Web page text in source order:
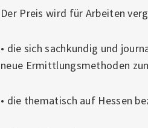
Der Preis wird für Arbeiten
• die sich sachkundig und
neue Ermittlungsmethoden
• die thematisch auf Hessen